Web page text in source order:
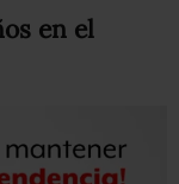
en el